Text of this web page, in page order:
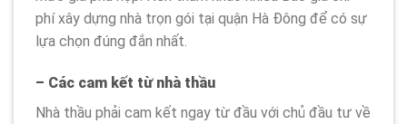
phí xây dựng nhà trọn gói tại quận Hà Đông để có sự
lựa chọn đúng đắn nhất.
– Các cam kết từ nhà thầu
Nhà thầu phải cam kết ngay từ đầu với chủ đầu tư về